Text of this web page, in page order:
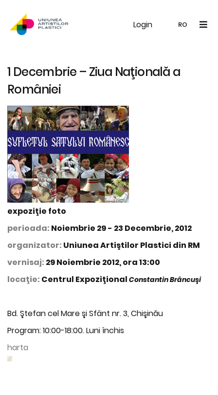
Login RO
EN
UAP Galerie Noutăți
1 Decembrie – Ziua Naţională a
României
expoziţie foto
perioada: Noiembrie 29 - 23 Decembrie, 2012
organizator: Uniunea Artiştilor Plastici din RM
vernisaj: 29 Noiembrie 2012, ora 13:00
locaţie: Centrul Expoziţional Constantin Brâncuşi
Bd. Ştefan cel Mare şi Sfânt nr. 3, Chişinău
Program: 10:00-18:00. Luni închis
harta